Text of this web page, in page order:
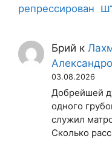
репрессирован
Брий к
03.08.2026
Добрейшей
одного
служил
Сколько